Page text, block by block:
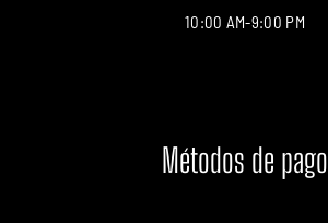
10:00 AM-9:00 PM
Métodos de pago